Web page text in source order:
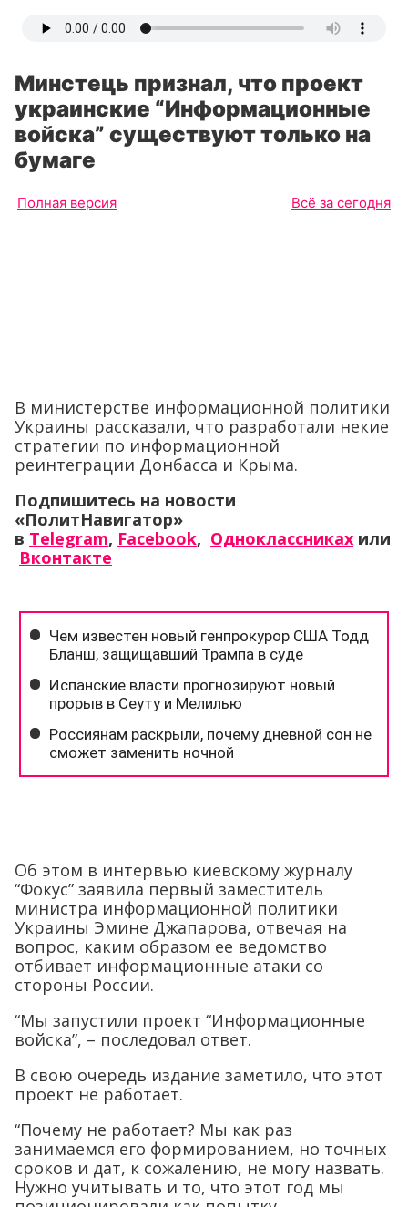
Минстець признал, что проект
украинские “Информационные
войска” существуют только на
бумаге
Полная версия Всё за сегодня
В министерстве информационной политики
Украины рассказали, что разработали некие
стратегии по информационной
реинтеграции Донбасса и Крыма.
Подпишитесь на новости
«ПолитНавигатор»
в Telegram, Facebook, Одноклассниках или
Вконтакте
Об этом в интервью киевскому журналу
“Фокус” заявила первый заместитель
министра информационной политики
Украины Эмине Джапарова, отвечая на
вопрос, каким образом ее ведомство
отбивает информационные атаки со
стороны России.
“Мы запустили проект “Информационные
войска”, – последовал ответ.
В свою очередь издание заметило, что этот
проект не работает.
“Почему не работает? Мы как раз
занимаемся его формированием, но точных
сроков и дат, к сожалению, не могу назвать.
Нужно учитывать и то, что этот год мы